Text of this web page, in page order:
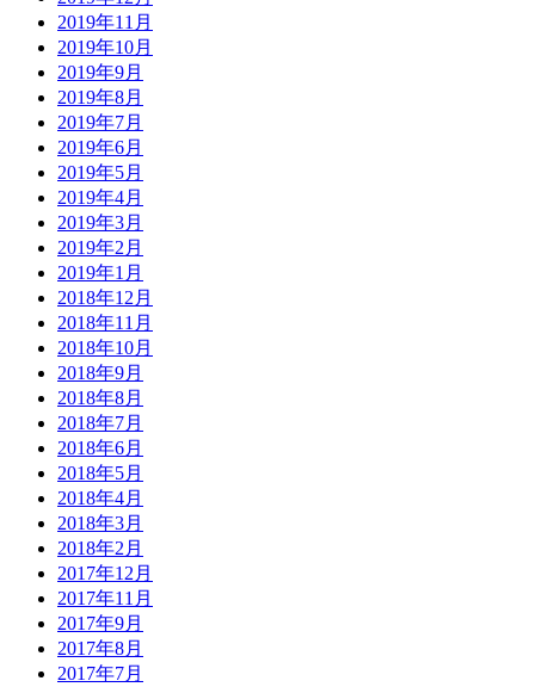
2019年11月
2019年10月
2019年9月
2019年8月
2019年7月
2019年6月
2019年5月
2019年4月
2019年3月
2019年2月
2019年1月
2018年12月
2018年11月
2018年10月
2018年9月
2018年8月
2018年7月
2018年6月
2018年5月
2018年4月
2018年3月
2018年2月
2017年12月
2017年11月
2017年9月
2017年8月
2017年7月